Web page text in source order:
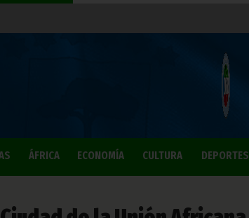
ÁFRICA ECONOMÍA CULTURA DEPORTES